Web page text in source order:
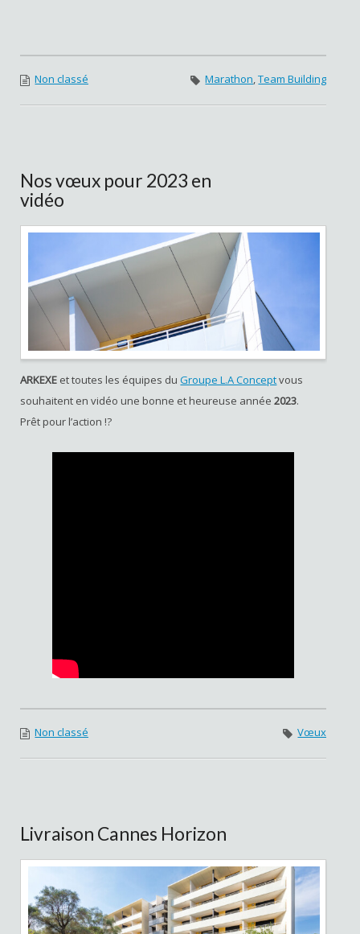
Non classé Marathon,Team Building
Nos vœux pour 2023 en
vidéo
ARKEXE et toutes les équipes duGroupe L.A Conceptvous
souhaitent en vidéo une bonne et heureuse année2023.
Prêt pour l’action !?
Non classé Vœux
Livraison Cannes Horizon